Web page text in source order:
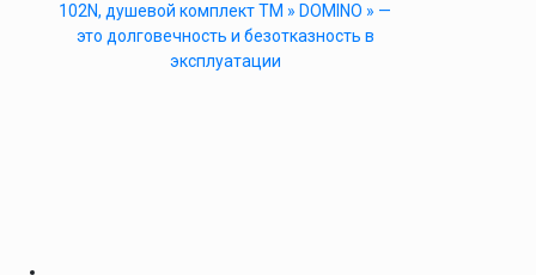
102N, душевой комплект ТМ » DOMINO » —
это долговечность и безотказность в
эксплуатации